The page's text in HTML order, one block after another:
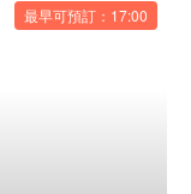
最早可預訂：17:00